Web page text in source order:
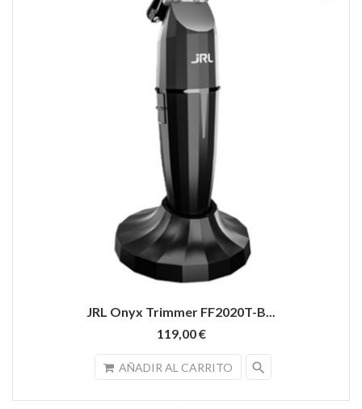
JRL Onyx Trimmer FF2020T-B...
119,00 €
AÑADIR AL CARRITO search